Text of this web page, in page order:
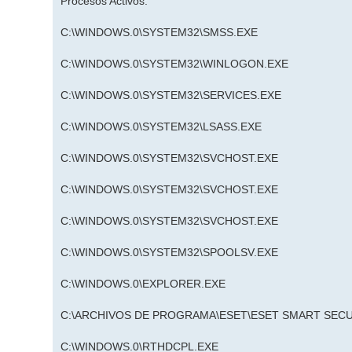
C:\WINDOWS.0\SYSTEM32\SMSS.EXE
C:\WINDOWS.0\SYSTEM32\WINLOGON.EXE
C:\WINDOWS.0\SYSTEM32\SERVICES.EXE
C:\WINDOWS.0\SYSTEM32\LSASS.EXE
C:\WINDOWS.0\SYSTEM32\SVCHOST.EXE
C:\WINDOWS.0\SYSTEM32\SVCHOST.EXE
C:\WINDOWS.0\SYSTEM32\SVCHOST.EXE
C:\WINDOWS.0\SYSTEM32\SPOOLSV.EXE
C:\WINDOWS.0\EXPLORER.EXE
C:\ARCHIVOS DE PROGRAMA\ESET\ESET SMART
C:\WINDOWS.0\RTHDCPL.EXE